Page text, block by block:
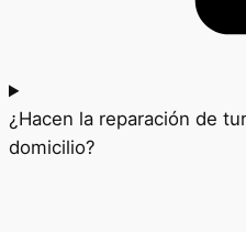
¿Hacen la reparación de
domicilio?